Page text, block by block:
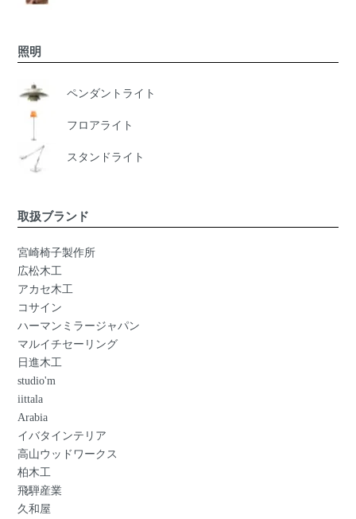
照明
ペンダントライト
フロアライト
スタンドライト
取扱ブランド
宮崎椅子製作所
広松木工
アカセ木工
コサイン
ハーマンミラージャパン
マルイチセーリング
日進木工
studio'm
iittala
Arabia
イバタインテリア
高山ウッドワークス
柏木工
飛騨産業
久和屋